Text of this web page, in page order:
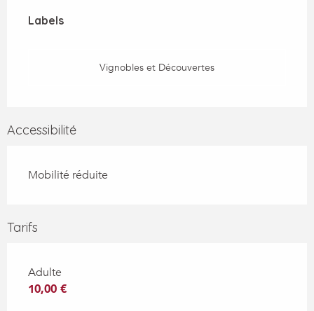
Labels
Labels
Vignobles et Découvertes
Accessibilité
Mobilité réduite
Tarifs
Adulte
10,00 €